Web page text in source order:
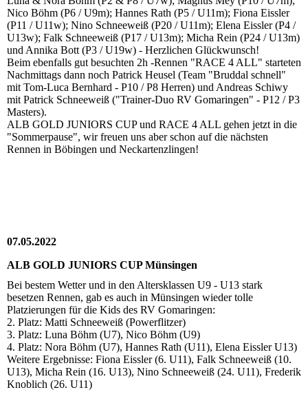
Nico Böhm (P6 / U9m); Hannes Rath (P5 / U11m); Fiona Eissler
(P11 / U11w); Nino Schneeweiß (P20 / U11m); Elena Eissler (P4 /
U13w); Falk Schneeweiß (P17 / U13m); Micha Rein (P24 / U13m)
und Annika Bott (P3 / U19w) - Herzlichen Glückwunsch!
Beim ebenfalls gut besuchten 2h -Rennen "RACE 4 ALL" starteten
Nachmittags dann noch Patrick Heusel (Team "Bruddal schnell"
mit Tom-Luca Bernhard - P10 / P8 Herren) und Andreas Schiwy
mit Patrick Schneeweiß ("Trainer-Duo RV Gomaringen" - P12 / P3
Masters).
ALB GOLD JUNIORS CUP und RACE 4 ALL gehen jetzt in die
"Sommerpause", wir freuen uns aber schon auf die nächsten
Rennen in Böbingen und Neckartenzlingen!
07.05.2022
ALB GOLD JUNIORS CUP Münsingen
Bei bestem Wetter und in den Altersklassen U9 - U13 stark
besetzen Rennen, gab es auch in Münsingen wieder tolle
Platzierungen für die Kids des RV Gomaringen:
2. Platz: Matti Schneeweiß (Powerflitzer)
3. Platz: Luna Böhm (U7), Nico Böhm (U9)
4. Platz: Nora Böhm (U7), Hannes Rath (U11), Elena Eissler U13)
Weitere Ergebnisse: Fiona Eissler (6. U11), Falk Schneeweiß (10.
U13), Micha Rein (16. U13), Nino Schneeweiß (24. U11), Frederik
Knoblich (26. U11)